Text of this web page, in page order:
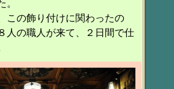
。
この飾り付けに関わったの
人の職人が来て、２日間で仕